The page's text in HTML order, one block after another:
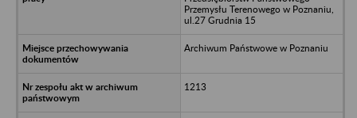
Przemysłu Terenowego w Poznaniu,
ul.27 Grudnia 15
Archiwum Państwowe w Poznaniu
1213